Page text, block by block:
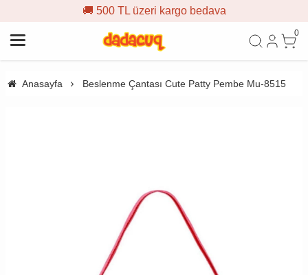
🚚 500 TL üzeri kargo bedava
0
Anasayfa Beslenme Çantası Cute Patty Pembe Mu-8515